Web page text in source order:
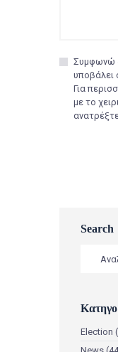
Συμφωνώ
υποβάλει
Για
με το
Search
Election